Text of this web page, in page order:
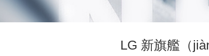
LG 新旗艦（